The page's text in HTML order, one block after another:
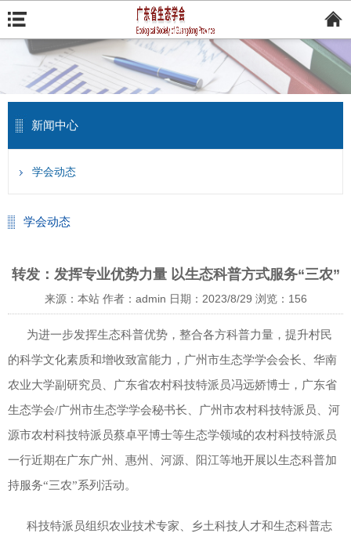
新闻中心
学会动态
学会动态
转发：发挥专业优势力量 以生态科普方式服务“三农”
来源：本站 作者：admin 日期：2023/8/29 浏览： 156
为进一步发挥生态科普优势，整合各方科普力量，提升村民
的科学文化素质和增收致富能力，广州市生态学学会会长、华南
农业大学副研究员、广东省农村科技特派员冯远娇博士，广东省
生态学会/广州市生态学学会秘书长、广州市农村科技特派员、河
源市农村科技特派员蔡卓平博士等生态学领域的农村科技特派员
一行近期在广东广州、惠州、河源、阳江等地开展以生态科普加
持服务“三农”系列活动。
科技特派员组织农业技术专家、乡土科技人才和生态科普志